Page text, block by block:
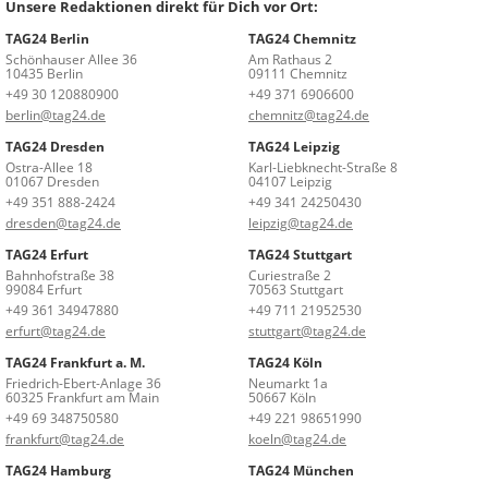
Unsere Redaktionen direkt für Dich vor Ort:
TAG24 Berlin
Schönhauser Allee 36
10435 Berlin
+49 30 120880900
berlin@tag24.de
TAG24 Chemnitz
Am Rathaus 2
09111 Chemnitz
+49 371 6906600
chemnitz@tag24.de
TAG24 Dresden
Ostra-Allee 18
01067 Dresden
+49 351 888-2424
dresden@tag24.de
TAG24 Leipzig
Karl-Liebknecht-Straße 8
04107 Leipzig
+49 341 24250430
leipzig@tag24.de
TAG24 Erfurt
Bahnhofstraße 38
99084 Erfurt
+49 361 34947880
erfurt@tag24.de
TAG24 Stuttgart
Curiestraße 2
70563 Stuttgart
+49 711 21952530
stuttgart@tag24.de
TAG24 Frankfurt a. M.
Friedrich-Ebert-Anlage 36
60325 Frankfurt am Main
+49 69 348750580
frankfurt@tag24.de
TAG24 Köln
Neumarkt 1a
50667 Köln
+49 221 98651990
koeln@tag24.de
TAG24 Hamburg
TAG24 München